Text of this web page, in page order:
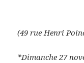
(49 rue Henri
*Dimanche 27